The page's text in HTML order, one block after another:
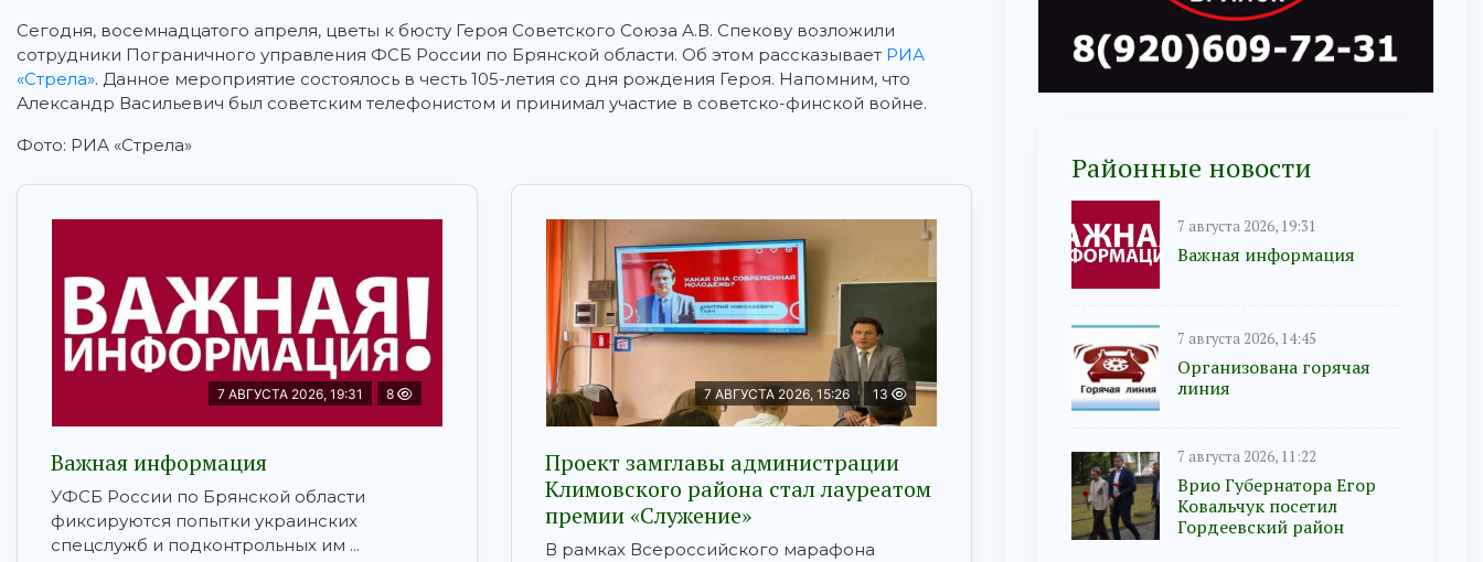
Сегодня, восемнадцатого апреля, цветы к бюсту Героя Советского Союза А.В. Спекову возложили
сотрудники Пограничного управления ФСБ России по Брянской области. Об этом рассказывает РИА
«Стрела». Данное мероприятие состоялось в честь 105-летия со дня рождения Героя. Напомним, что
Александр Васильевич был советским телефонистом и принимал участие в советско-финской войне.
Фото: РИА «Стрела»
7 АВГУСТА 2026, 19:31 8
Важная информация
УФСБ России по Брянской области
фиксируются попытки украинских
спецслужб и подконтрольных им ...
7 АВГУСТА 2026, 15:26 13
Проект замглавы администрации
Климовского района стал лауреатом
премии «Служение»
В рамках Всероссийского марафона
Районные новости
7 августа 2026, 19:31
Важная информация
7 августа 2026, 14:45
Организована горячая
линия
7 августа 2026, 11:22
Врио Губернатора Егор
Ковальчук посетил
Гордеевский район